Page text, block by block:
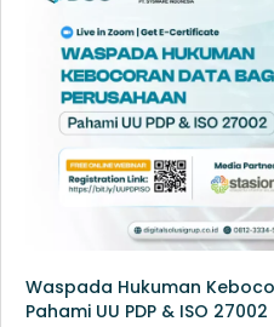
Waspada Hukuman
Pahami UU PDP & ISO 27002